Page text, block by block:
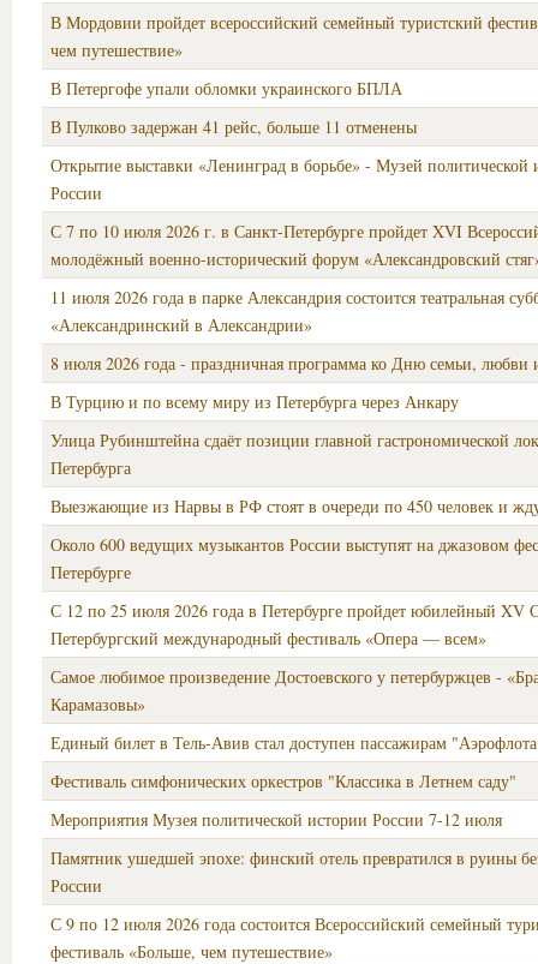
В Мордовии пройдет всероссийский семейный туристский
чем путешествие»
В Петергофе упали обломки украинского БПЛА
В Пулково задержан 41 рейс, больше 11 отменены
Открытие выставки «Ленинград в борьбе» - Музей политической
России
С 7 по 10 июля 2026 г. в Санкт-Петербурге пройдет XVI
молодёжный военно-исторический форум «Александровский
11 июля 2026 года в парке Александрия состоится театральная
«Александринский в Александрии»
8 июля 2026 года - праздничная программа ко Дню семьи, любви
В Турцию и по всему миру из Петербурга через Анкару
Улица Рубинштейна сдаёт позиции главной гастрономической
Петербурга
Выезжающие из Нарвы в РФ стоят в очереди по 450 человек и
Около 600 ведущих музыкантов России выступят на джазовом
Петербурге
С 12 по 25 июля 2026 года в Петербурге пройдет юбилейный XV
Петербургский международный фестиваль «Опера — всем»
Самое любимое произведение Достоевского у петербуржцев -
Карамазовы»
Единый билет в Тель-Авив стал доступен пассажирам
Фестиваль симфонических оркестров "Классика в Летнем саду"
Мероприятия Музея политической истории России 7-12 июля
Памятник ушедшей эпохе: финский отель превратился в руины
России
С 9 по 12 июля 2026 года состоится Всероссийский семейный
фестиваль «Больше, чем путешествие»